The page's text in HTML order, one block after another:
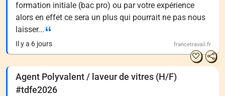
formation initiale (bac pro) ou par votre expérience
alors en effet ce sera un plus qui pourrait ne pas nous
laisser...
Il y a 6 jours francetravail.fr
Agent Polyvalent / laveur de vitres (H/F)
#tdfe2026